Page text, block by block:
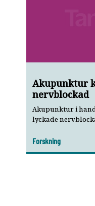
Akupunktur
nervblockad
Akupunktur i
lyckade
Forskning